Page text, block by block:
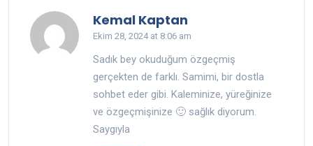
Kemal Kaptan
Ekim 28, 2024 at 8:06 am
Sadık bey okuduğum özgeçmiş
gerçekten de farklı. Samimi, bir dostla
sohbet eder gibi. Kaleminize, yüreğinize
ve özgeçmişinize 🙂 sağlık diyorum.
Saygıyla